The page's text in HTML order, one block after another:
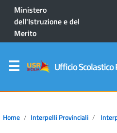
Ministero
dell'Istruzione e del
Merito
Ufficio Scolastico
Home Interpelli Provinciali